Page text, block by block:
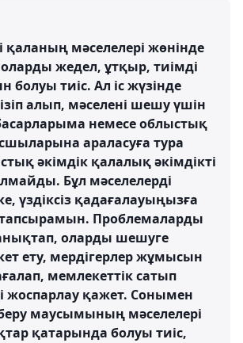
қаланың мәселелері жөнінде
оларды жедел, ұтқыр, тиімді
болуы тиіс. Ал іс жүзінде
алып, мәселені шешу үшін
немесе облыстық
араласуға тура
әкімдік қалалық әкімдікті
Бұл мәселелерді
үздіксіз қадағалауыңызға
Проблемаларды
оларды шешуге
ету, мердігерлер жұмысын
мемлекеттік сатып
жоспарлау қажет. Сонымен
маусымының мәселелері
қатарында болуы тиіс,